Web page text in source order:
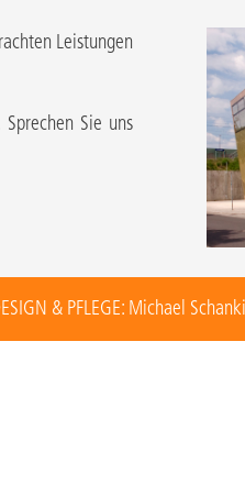
Leistungen
Sie uns
& PFLEGE: Michael